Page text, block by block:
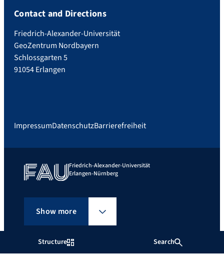
Structure Search
Contact and Directions
Friedrich-Alexander-Universität
GeoZentrum Nordbayern
Schlossgarten 5
91054 Erlangen
ImpressumDatenschutzBarrierefreiheit
Friedrich-Alexander-Universität
Erlangen-Nürnberg
Show more